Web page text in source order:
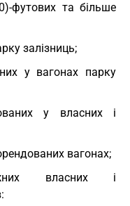
футових та більше
залізниць;
у вагонах парку
у власних і
вагонах;
власних і